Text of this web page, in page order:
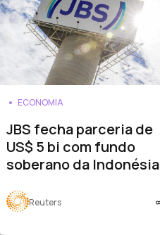
ECONOMIA
JBS fecha parceria de
US$ 5 bi com fundo
soberano da Indonésia
Reuters